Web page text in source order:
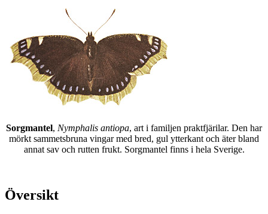
Sorgmantel, Nymphalis antiopa, art i familjen praktfjärilar. Den har
mörkt sammetsbruna vingar med bred, gul ytterkant och äter bland
annat sav och rutten frukt. Sorgmantel finns i hela Sverige.
Översikt